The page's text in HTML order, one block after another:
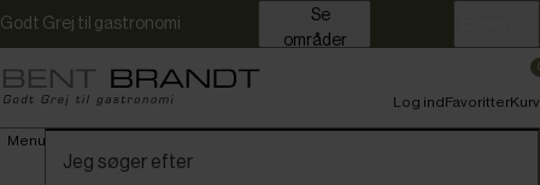
Godt Grej til gastronomi
områder
Menu
Log indFavoritterKurv